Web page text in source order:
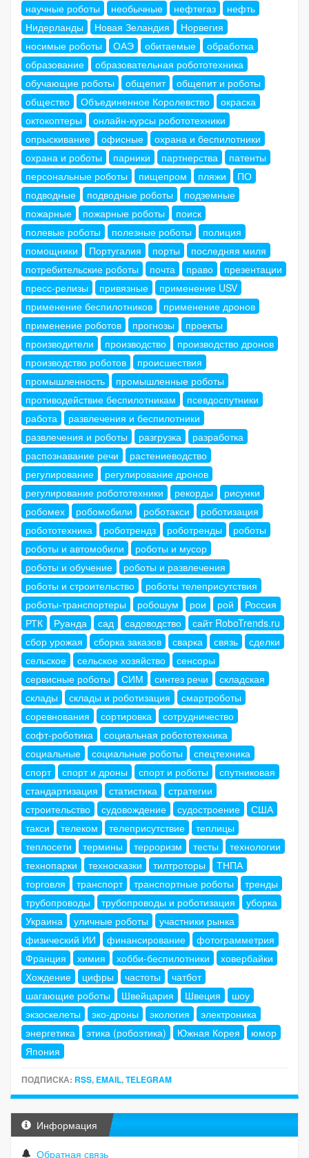
научные роботы
необычные нефтегаз
нефть
Нидерланды
Новая Зеландия
Норвегия
носимые роботы
ОАЭ обитаемые
обработка
образование
образовательная робототехника
обучающие роботы
общепит
общепит и роботы
общество
Объединенное Королевство
окраска
октокоптеры
онлайн-курсы робототехники
опрыскивание
офисные
охрана и беспилотники
охрана и роботы
парники партнерства
патенты
персональные роботы
пищепром пляжи
ПО
подводные
подводные роботы
подземные
пожарные
пожарные роботы
поиск
полевые роботы
полезные роботы
полиция
помощники
Португалия порты
последняя миля
потребительские роботы
почта право
презентации
пресс-релизы
привязные
применение USV
применение беспилотников
применение дронов
применение роботов
прогнозы
проекты
производители
производство
производство дронов
производство роботов
происшествия
промышленность
промышленные роботы
противодействие беспилотникам
псевдоспутники
работа
развлечения и беспилотники
развлечения и роботы
разгрузка
разработка
распознавание речи
растениеводство
регулирование
регулирование дронов
регулирование робототехники
рекорды
рисунки
робомех
робомобили роботакси
роботизация
робототехника
роботрендз роботренды
роботы
роботы и автомобили
роботы и мусор
роботы и обучение
роботы и развлечения
роботы и строительство
роботы телеприсутствия
роботы-транспортеры
робошум рои рой
Россия
РТК
Руанда сад садоводство
сайт RoboTrends.ru
сбор урожая
сборка заказов сварка связь
сделки
сельское
сельское хозяйство
сенсоры
сервисные роботы
СИМ синтез речи
складская
склады
склады и роботизация
смартроботы
соревнования
сортировка
сотрудничество
софт-роботика
социальная робототехника
социальные
социальные роботы
спецтехника
спорт
спорт и дроны спорт и роботы
спутниковая
стандартизация
статистика
стратегии
строительство
судовождение судостроение
США
такси
телеком телеприсутствие
теплицы
теплосети
термины терроризм тесты
технологии
технопарки
техносказки тилтроторы
ТНПА
торговля
транспорт транспортные роботы
тренды
трубопроводы
трубопроводы и роботизация
уборка
Украина
уличные роботы
участники рынка
физический ИИ
финансирование
фотограмметрия
Франция
химия хобби-беспилотники
ховербайки
Хождение
цифры частоты
чатбот
шагающие роботы
Швейцария Швеция
шоу
экзоскелеты
эко-дроны экология
электроника
энергетика
этика (робоэтика) Южная Корея
юмор
Япония
ПОДПИСКА: RSS, EMAIL,TELEGRAM
Информация
Обратная связь